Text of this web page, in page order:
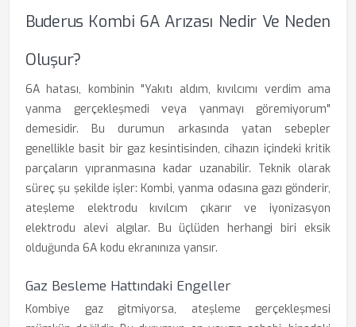
Buderus Kombi 6A Arızası Nedir Ve Neden
Oluşur?
6A hatası, kombinin "Yakıtı aldım, kıvılcımı verdim ama
yanma gerçekleşmedi veya yanmayı göremiyorum"
demesidir. Bu durumun arkasında yatan sebepler
genellikle basit bir gaz kesintisinden, cihazın içindeki kritik
parçaların yıpranmasına kadar uzanabilir. Teknik olarak
süreç şu şekilde işler: Kombi, yanma odasına gazı gönderir,
ateşleme elektrodu kıvılcım çıkarır ve iyonizasyon
elektrodu alevi algılar. Bu üçlüden herhangi biri eksik
olduğunda 6A kodu ekranınıza yansır.
Gaz Besleme Hattındaki Engeller
Kombiye gaz gitmiyorsa, ateşleme gerçekleşmesi